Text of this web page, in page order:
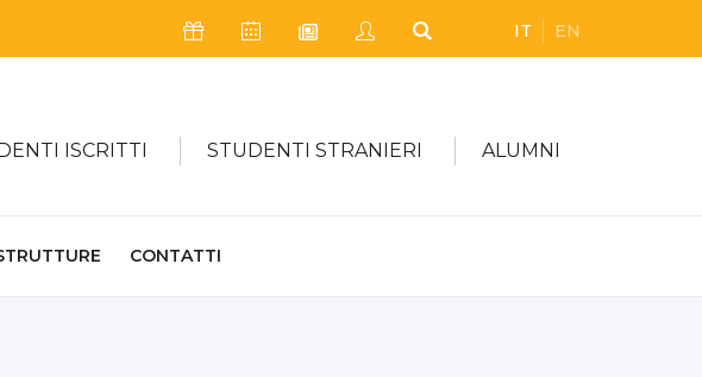
Icona SostieniciIcona Calendario Eventi
Icona Newsletter
Icona My Civica
Icona Cerca
IT EN
ISCRITTI STUDENTI STRANIERI ALUMNI
CONTATTI